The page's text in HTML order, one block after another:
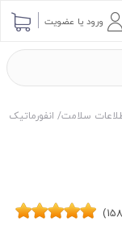
ورود یا عضویت
سلامت/ انفورماتیک